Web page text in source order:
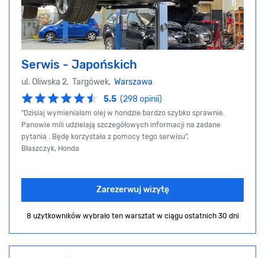
Serwis - Japońskich
ul. Oliwska 2, Targówek, Warszawa
5.5 (298 opinii)
"Dzisiaj wymieniałam olej w hondzie bardzo szybko sprawnie.
Panowie mili udzielają szczegółowych informacji na zadane
pytania . Będę korzystała z pomocy tego serwisu",
Błaszczyk, Honda
Zarezerwuj wizytę
8 użytkowników wybrało ten warsztat w ciągu ostatnich 30 dni